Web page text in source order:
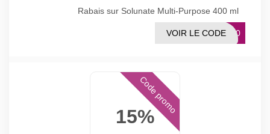
Rabais sur Solunate Multi-Purpose 400 ml
OL20
VOIR LE CODE
15%
Code promo